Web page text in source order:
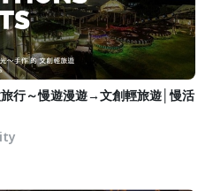
行～慢遊漫遊→文創輕旅遊│慢活